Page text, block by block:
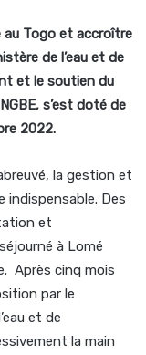
au Togo et accroître
de l’eau et de
et le soutien du
s’est doté de
2022.
la gestion et
indispensable. Des
et
à Lomé
Après cinq mois
par le
et de
la main